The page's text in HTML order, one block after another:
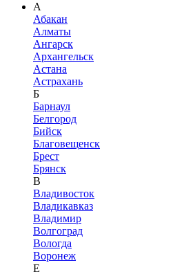
А
Абакан
Алматы
Ангарск
Архангельск
Астана
Астрахань
Б
Барнаул
Белгород
Бийск
Благовещенск
Брест
Брянск
В
Владивосток
Владикавказ
Владимир
Волгоград
Вологда
Воронеж
Е